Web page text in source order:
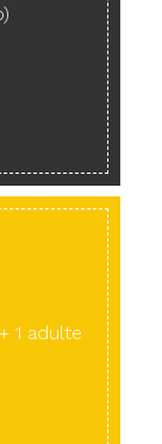
1 adulte